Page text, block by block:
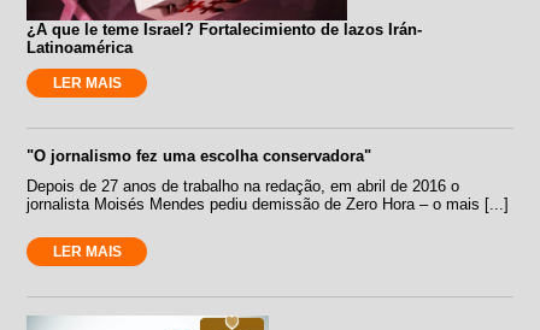
¿A que le teme Israel? Fortalecimiento de lazos Irán-
Latinoamérica
LER MAIS
"O jornalismo fez uma escolha conservadora"
Depois de 27 anos de trabalho na redação, em abril de 2016 o
jornalista Moisés Mendes pediu demissão de Zero Hora – o mais [...]
LER MAIS